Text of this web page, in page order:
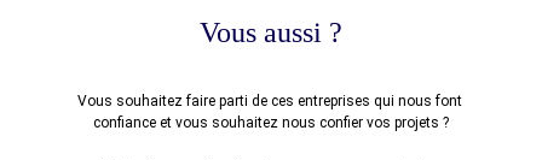
Vous aussi ?
Vous souhaitez faire parti de ces entreprises qui nous font
confiance et vous souhaitez nous confier vos projets ?